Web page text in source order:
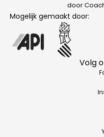
door
Mogelijk gemaakt door:
Volg